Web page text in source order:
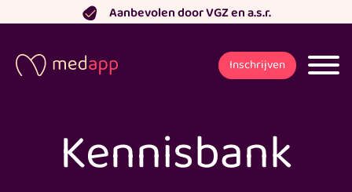
naar
inhoud
Aanbevolen door VGZ en a.s.r.
Inschrijven
Kennisbank